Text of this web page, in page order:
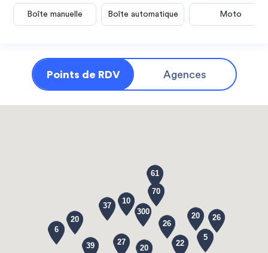
Boîte manuelle Boîte automatique Moto
Points de RDV Agences
70
26
37
20
22
300
20
6
27
39
20
61
26
10
5